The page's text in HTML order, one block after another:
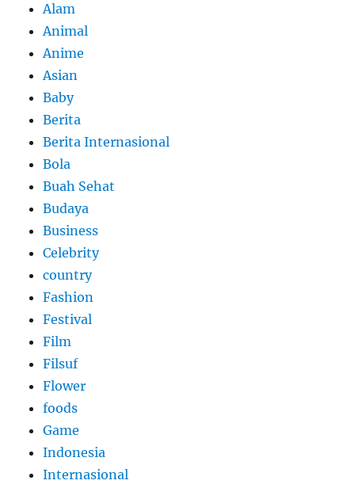
Alam
Animal
Anime
Asian
Baby
Berita
Berita Internasional
Bola
Buah Sehat
Budaya
Business
Celebrity
country
Fashion
Festival
Film
Filsuf
Flower
foods
Game
Indonesia
Internasional